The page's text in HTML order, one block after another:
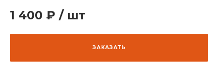
1 400 ₽ / шт
ЗАКАЗАТЬ